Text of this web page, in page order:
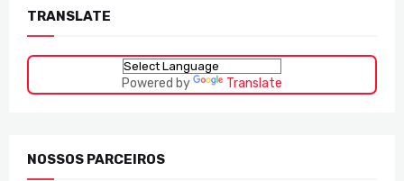
TRANSLATE
Powered by Translate
NOSSOS PARCEIROS